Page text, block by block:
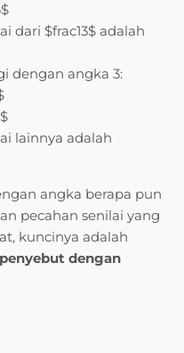
dari $frac13$ adalah
dengan angka 3:
lainnya adalah
angka berapa pun
pecahan senilai yang
kuncinya adalah
dengan